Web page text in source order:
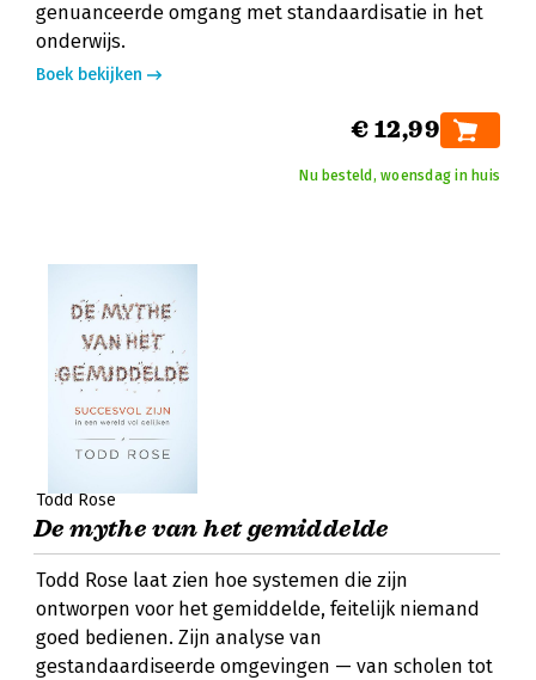
genuanceerde omgang met standaardisatie in het
onderwijs.
Boek bekijken
€ 12,99
Nu besteld, woensdag in huis
Todd Rose
De mythe van het gemiddelde
Todd Rose laat zien hoe systemen die zijn
ontworpen voor het gemiddelde, feitelijk niemand
goed bedienen. Zijn analyse van
gestandaardiseerde omgevingen — van scholen tot